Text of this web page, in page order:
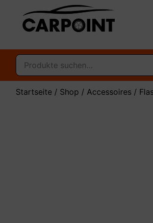
Startseite / Shop / Accessoires /